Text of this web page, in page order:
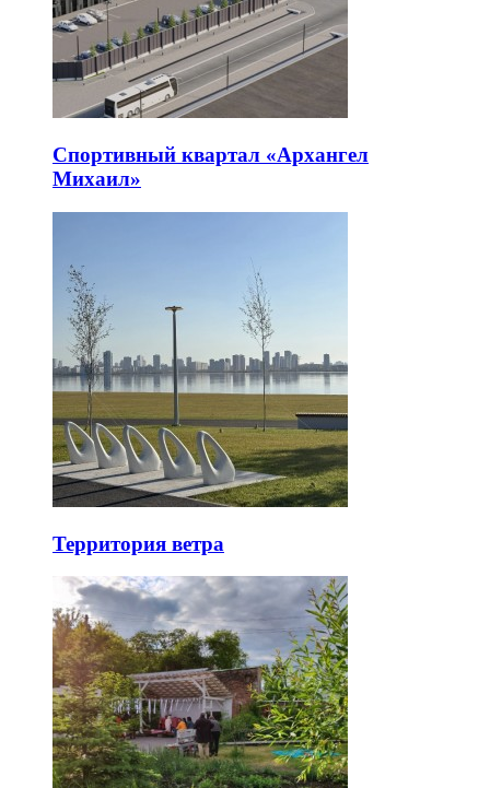
Спортивный квартал «Архангел
Михаил»
Территория ветра